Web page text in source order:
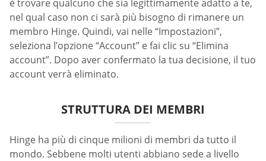
è trovare qualcuno che sia legittimamente adatto a te,
nel qual caso non ci sarà più bisogno di rimanere un
membro Hinge. Quindi, vai nelle “Impostazioni”,
seleziona l’opzione “Account” e fai clic su “Elimina
account”. Dopo aver confermato la tua decisione, il tuo
account verrà eliminato.
STRUTTURA DEI MEMBRI
Hinge ha più di cinque milioni di membri da tutto il
mondo. Sebbene molti utenti abbiano sede a livello